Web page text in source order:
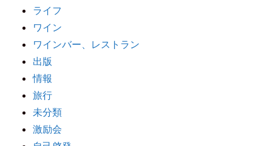
ライフ
ワイン
ワインバー、レストラン
出版
情報
旅行
未分類
激励会